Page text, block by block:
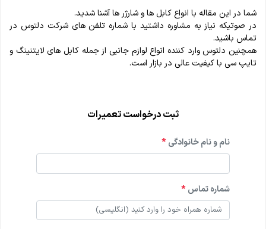
شما در این مقاله با انواع کابل ها و شارژر ها آشنا شدید.
در صوتیکه نیاز به مشاوره داشتید با شماره تلفن های شرکت دلتوس در
تماس باشید.
همچنین دلتوس وارد کننده انواع لوازم جانبی از جمله کابل های لایتنینگ و
تایپ سی با کیفیت عالی در بازار است.
ثبت درخواست تعمیرات
نام و نام خانوادگی *
شماره تماس *